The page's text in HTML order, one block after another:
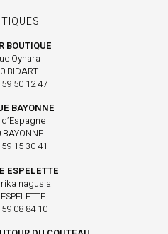
BOUTIQUE
Oyhara
BIDART
50 12 47
BAYONNE
15 30 41
ESPELETTE
nagusia
08 84 10